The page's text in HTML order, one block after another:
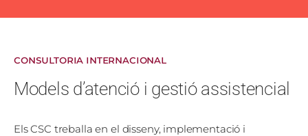
CONSULTORIA INTERNACIONAL
Models d’atenció i gestió assistencial
Els CSC treballa en el disseny, implementació i